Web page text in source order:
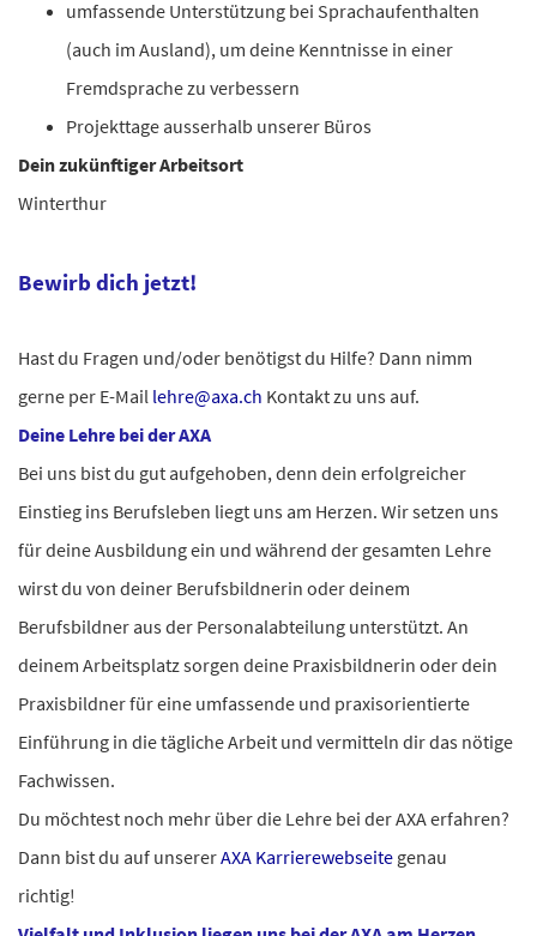
umfassende Unterstützung bei Sprachaufenthalten
(auch im Ausland), um deine Kenntnisse in einer
Fremdsprache zu verbessern
Projekttage ausserhalb unserer Büros
Dein zukünftiger Arbeitsort
Winterthur
Bewirb dich jetzt!
Hast du Fragen und/oder benötigst du Hilfe? Dann nimm
gerne per E-Mail lehre@axa.ch Kontakt zu uns auf.
Deine Lehre bei der AXA
Bei uns bist du gut aufgehoben, denn dein erfolgreicher
Einstieg ins Berufsleben liegt uns am Herzen. Wir setzen uns
für deine Ausbildung ein und während der gesamten Lehre
wirst du von deiner Berufsbildnerin oder deinem
Berufsbildner aus der Personalabteilung unterstützt. An
deinem Arbeitsplatz sorgen deine Praxisbildnerin oder dein
Praxisbildner für eine umfassende und praxisorientierte
Einführung in die tägliche Arbeit und vermitteln dir das nötige
Fachwissen.
Du möchtest noch mehr über die Lehre bei der AXA erfahren?
Dann bist du auf unsererAXA Karrierewebseite genau
richtig!